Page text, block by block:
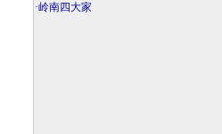
·岭南四大家